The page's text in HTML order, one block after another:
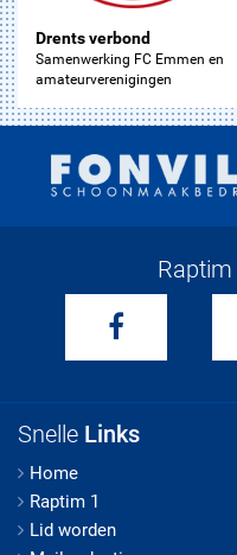
Drents verbond
Samenwerking FC Emmen en
amateurverenigingen
Raptim
Snelle Links
Home
Raptim 1
Lid worden